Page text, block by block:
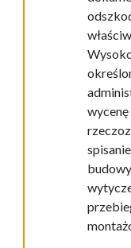
wła
wycenę